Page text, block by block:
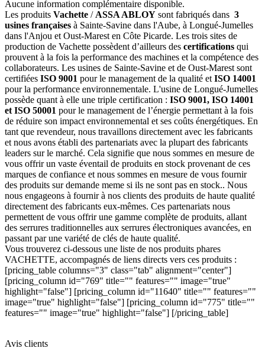
Aucune information complémentaire disponible.
Les produits Vachette / ASSA ABLOY sont fabriqués dans 3
usines françaises à Sainte-Savine dans l'Aube, à Longué-Jumelles
dans l'Anjou et Oust-Marest en Côte Picarde. Les trois sites de
production de Vachette possèdent d’ailleurs des certifications qui
prouvent à la fois la performance des machines et la compétence des
collaborateurs. Les usines de Sainte-Savine et de Oust-Marest sont
certifiées ISO 9001 pour le management de la qualité et ISO 14001
pour la performance environnementale. L'usine de Longué-Jumelles
possède quant à elle une triple certification : ISO 9001, ISO 14001
et ISO 50001 pour le management de l’énergie permettant à la fois
de réduire son impact environnemental et ses coûts énergétiques. En
tant que revendeur, nous travaillons directement avec les fabricants
et nous avons établi des partenariats avec la plupart des fabricants
leaders sur le marché. Cela signifie que nous sommes en mesure de
vous offrir un vaste éventail de produits en stock provenant de ces
marques de confiance et nous sommes en mesure de vous fournir
des produits sur demande meme si ils ne sont pas en stock.. Nous
nous engageons à fournir à nos clients des produits de haute qualité
directement des fabricants eux-mêmes. Ces partenariats nous
permettent de vous offrir une gamme complète de produits, allant
des serrures traditionnelles aux serrures électroniques avancées, en
passant par une variété de clés de haute qualité.
Vous trouverez ci-dessous une liste de nos produits phares
VACHETTE, accompagnés de liens directs vers ces produits :
[pricing_table columns="3" class="tab" alignment="center"]
[pricing_column id="769" title="" features="" image="true"
highlight="false"] [pricing_column id="11640" title="" features=""
image="true" highlight="false"] [pricing_column id="775" title=""
features="" image="true" highlight="false"] [/pricing_table]
Avis clients